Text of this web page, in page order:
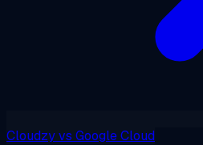
Cloudzyvs Google Cloud